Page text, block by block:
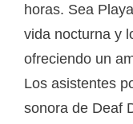
horas. Sea
vida nocturna y
ofreciendo un
Los asistentes
sonora de Deaf